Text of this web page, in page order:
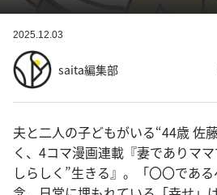
2025.12.03
saita編集部
夫と二人の子どもがいる“44歳 佐
く、4コマ漫画連載『妻でありマ
しらしく”生きる』。「〇〇であ